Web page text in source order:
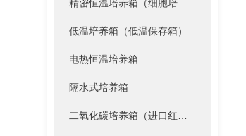
低温培养箱（低温保存箱）
电热恒温培养箱
隔水式培养箱